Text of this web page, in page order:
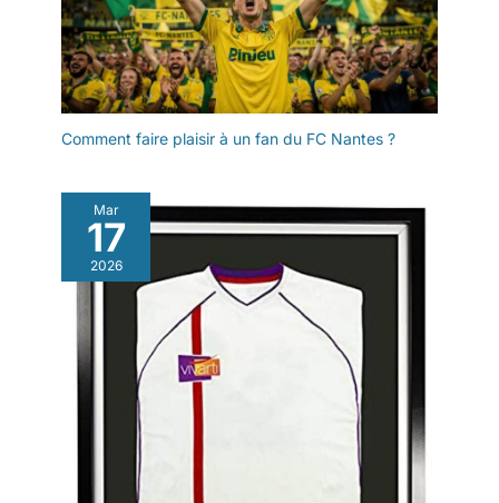
Comment faire plaisir à un fan du FC Nantes ?
Mar
17
2026